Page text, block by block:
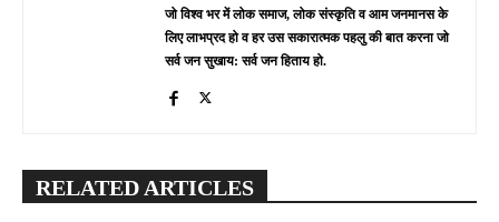
जो विश्व भर में लोक समाज, लोक संस्कृति व आम जनमानस के
लिए लाभप्रद हो व हर उस सकारात्मक पहलु की बात करना जो
सर्व जन सुखाय: सर्व जन हिताय हो.
RELATED ARTICLES